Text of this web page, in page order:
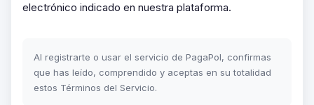
electrónico indicado en nuestra plataforma.
Al registrarte o usar el servicio de PagaPol, confirmas
que has leído, comprendido y aceptas en su totalidad
estos Términos del Servicio.